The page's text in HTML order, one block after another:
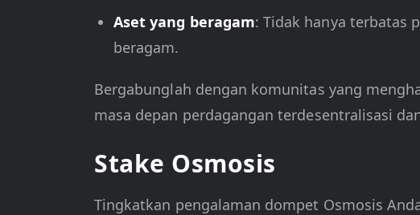
Aset yang beragam: Tidak hanya terbatas
beragam.
Bergabunglah dengan komunitas yang
masa depan perdagangan terdesentralisasi
Stake Osmosis
Tingkatkan pengalaman dompet Osmosis